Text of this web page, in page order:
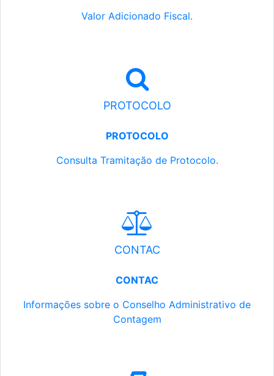
Valor Adicionado Fiscal.
PROTOCOLO
PROTOCOLO
Consulta Tramitação de Protocolo.
CONTAC
CONTAC
Informações sobre o Conselho Administrativo de
Contagem